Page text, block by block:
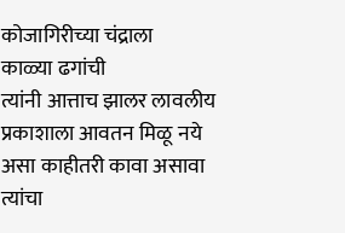
कोजागिरीच्या चंद्राला
काळ्या ढगांची
त्यांनी आत्ताच झालर लावलीय
प्रकाशाला आवतन मिळू नये
असा काहीतरी कावा असावा
त्यांचा